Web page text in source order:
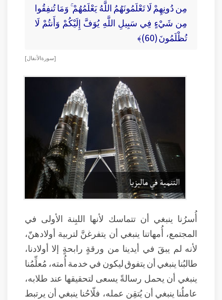
مِن دُونِهِمْ لَا تَعْلَمُونَهُمُ اللَّهُ يَعْلَمُهُمْ ۚ وَمَا تُنفِقُوا
مِن شَيْءٍ فِي سَبِيلِ اللَّهِ يُوَفَّ إِلَيْكُمْ وَأَنتُمْ لَا
تُظْلَمُونَ (60)﴾
[ سورة الأنفال ]
أُسرُنا ينبغي أن تتماسك لأنها اللبِنة الأولى في
المجتمع، أُمهاتنا ينبغي أن يتفرغنَّ لتربية أولادهنّ،
لأنه لم يبقَ في أيدينا من ورقةٍ رابحةٍ إلا أولادنا،
طالبُنا ينبغي أن يتفوق ليكون في خدمة أُمته، مُعلِّمُنا
ينبغي أن يحمل رسالةً يسعى لتحقيقها عند طلابه،
عاملُنا ينبغي أن يُتقِن عمله، فلّاحُنا ينبغي أن يرتبط